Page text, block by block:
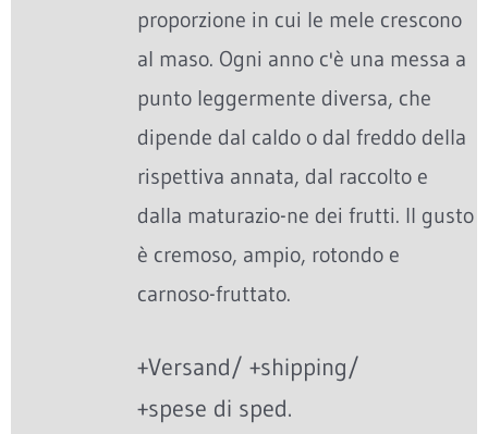
proporzione in cui le mele crescono
al maso. Ogni anno c'è una messa a
punto leggermente diversa, che
dipende dal caldo o dal freddo della
rispettiva annata, dal raccolto e
dalla maturazio-ne dei frutti. Il gusto
è cremoso, ampio, rotondo e
carnoso-fruttato.
+Versand/ +shipping/
+spese di sped.